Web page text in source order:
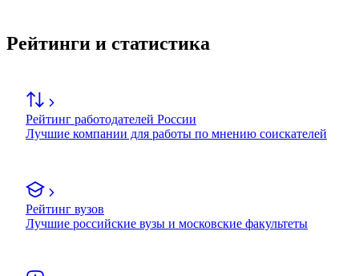
Рейтинги и статистика
Рейтинг работодателей России
Лучшие компании для работы по мнению соискателей
Рейтинг вузов
Лучшие российские вузы и московские факультеты